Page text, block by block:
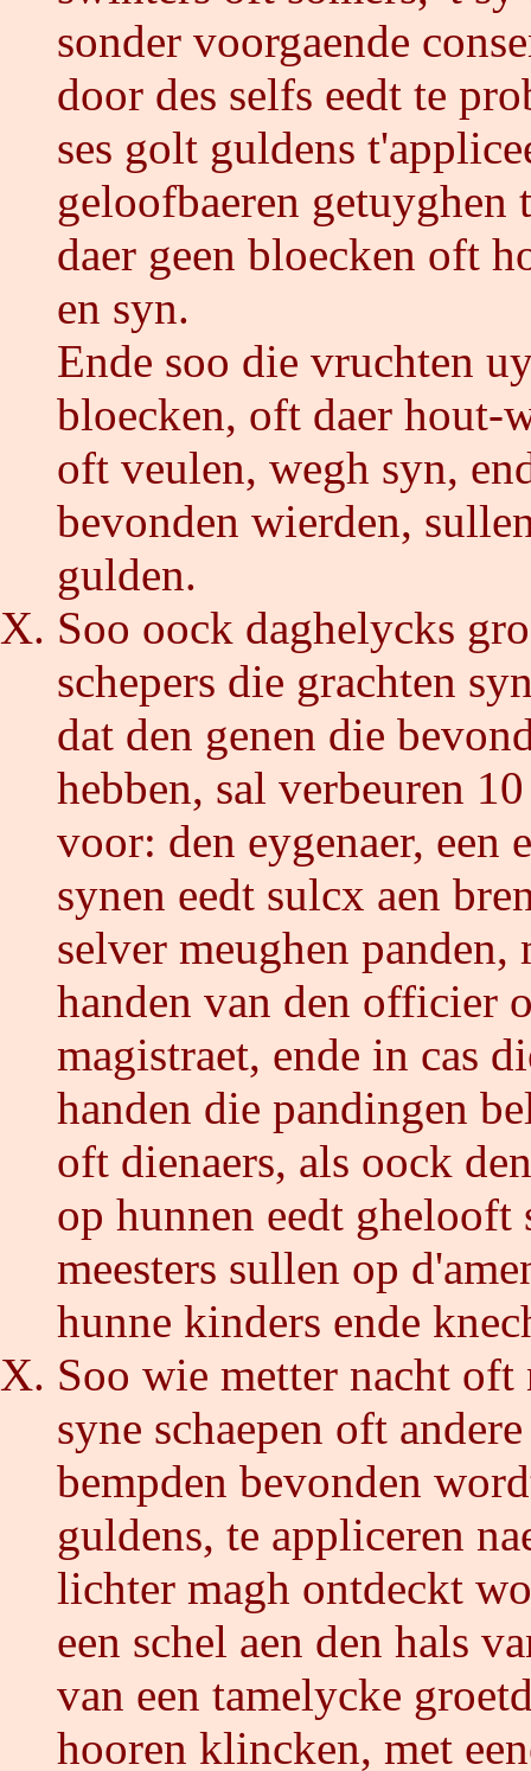
sonder voorgaende
door des selfs eedt te
ses golt guldens
geloofbaeren getuyghen
daer geen bloecken oft
en syn.
Ende soo die vruchten
bloecken, oft daer hout-
oft veulen, wegh syn,
bevonden wierden,
gulden.
Soo oock daghelycks
schepers die grachten
dat den genen die
hebben, sal verbeuren
voor: den eygenaer, een
synen eedt sulcx aen
selver meughen
handen van den officier
magistraet, ende in cas
handen die pandingen
oft dienaers, als oock
op hunnen eedt ghelooft
meesters sullen op
hunne kinders ende
Soo wie metter nacht oft
syne schaepen oft
bempden bevonden
guldens, te appliceren
lichter magh ontdeckt
een schel aen den hals
van een tamelycke
hooren klincken, met